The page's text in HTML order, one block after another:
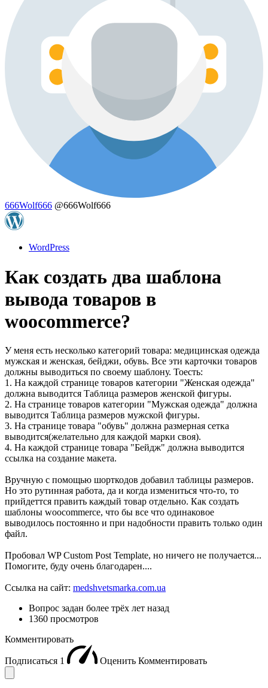
666Wolf666 @666Wolf666
WordPress
Как создать два шаблона
вывода товаров в
woocommerce?
У меня есть несколько категорий товара: медицинская одежда
мужская и женская, бейджи, обувь. Все эти карточки товаров
должны выводиться по своему шаблону. Тоесть:
1. На каждой странице товаров категории "Женская одежда"
должна выводится Таблица размеров женской фигуры.
2. На странице товаров категории "Мужская одежда" должна
выводится Таблица размеров мужской фигуры.
3. На странице товара "обувь" должна размерная сетка
выводится(желательно для каждой марки своя).
4. На каждой странице товара "Бейдж" должна выводится
ссылка на создание макета.
Вручную с помощью шорткодов добавил таблицы размеров.
Но это рутинная работа, да и когда измениться что-то, то
прийдеттся править каждый товар отдельно. Как создать
шаблоны woocommerce, что бы все что одинаковое
выводилось постоянно и при надобности править только один
файл.
Пробовал WP Custom Post Template, но ничего не получается...
Помогите, буду очень благодарен....
Ссылка на сайт: medshvetsmarka.com.ua
Вопрос задан более трёх лет назад
1360 просмотров
Комментировать
Подписаться 1 Оценить Комментировать